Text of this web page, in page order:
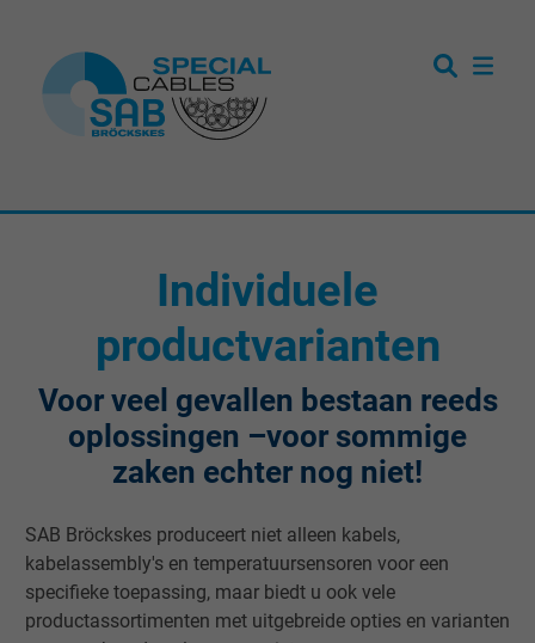
Individuele
productvarianten
Voor veel gevallen bestaan reeds
oplossingen –voor sommige
zaken echter nog niet!
SAB Bröckskes produceert niet alleen kabels,
kabelassembly's en temperatuursensoren voor een
specifieke toepassing, maar biedt u ook vele
productassortimenten met uitgebreide opties en varianten